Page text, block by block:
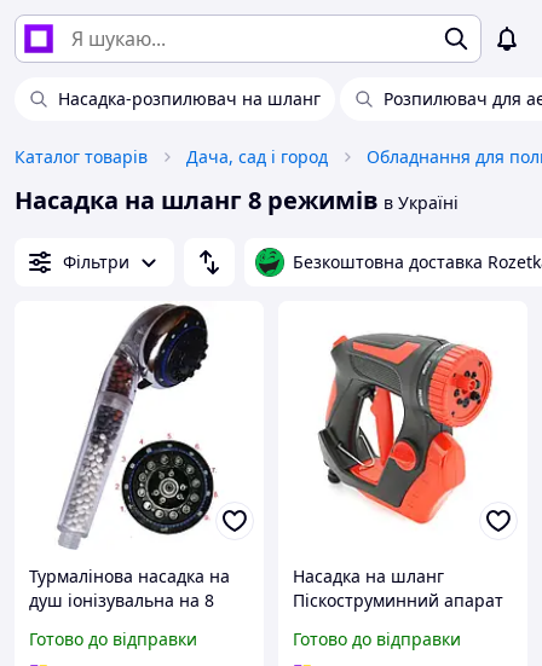
Насадка-розпилювач на шланг Розпилювач для
Каталог товарів Дача, сад і город Обладнання для
Насадка на шланг 8 режимів в Україні
Фільтри Безкоштовна доставка
Турмалінова насадка на
душ іонізувальна на 8
Готово до відправки
Насадка на шланг
Піскоструминний апарат
Black/Red, Box
Готово до відправки